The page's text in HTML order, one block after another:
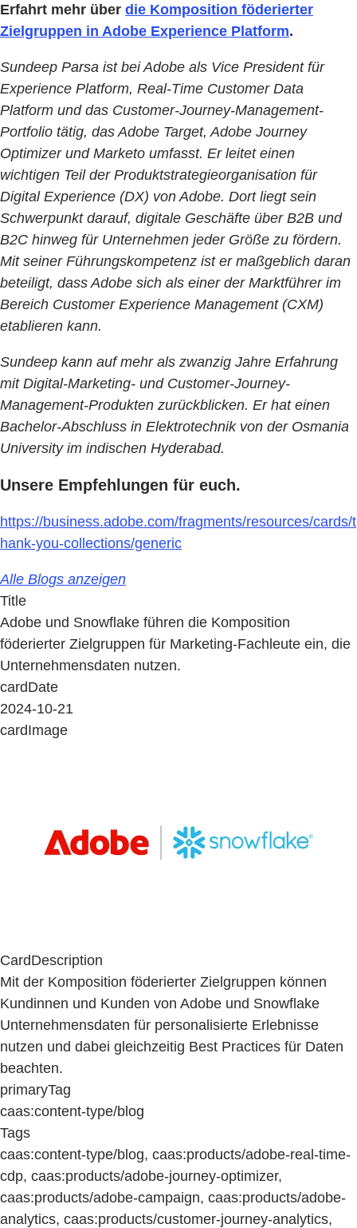
Erfahrt mehr über die Komposition föderierter
Zielgruppen in Adobe Experience Platform.
Sundeep Parsa ist bei Adobe als Vice President für
Experience Platform, Real-Time Customer Data
Platform und das Customer-Journey-Management-
Portfolio tätig, das Adobe Target, Adobe Journey
Optimizer und Marketo umfasst. Er leitet einen
wichtigen Teil der Produktstrategieorganisation für
Digital Experience (DX) von Adobe. Dort liegt sein
Schwerpunkt darauf, digitale Geschäfte über B2B und
B2C hinweg für Unternehmen jeder Größe zu fördern.
Mit seiner Führungskompetenz ist er maßgeblich daran
beteiligt, dass Adobe sich als einer der Marktführer im
Bereich Customer Experience Management (CXM)
etablieren kann.
Sundeep kann auf mehr als zwanzig Jahre Erfahrung
mit Digital-Marketing- und Customer-Journey-
Management-Produkten zurückblicken. Er hat einen
Bachelor-Abschluss in Elektrotechnik von der Osmania
University im indischen Hyderabad.
Unsere Empfehlungen für euch.
https://business.adobe.com/fragments/resources/cards/t
hank-you-collections/generic
Alle Blogs anzeigen
Title
Adobe und Snowflake führen die Komposition
föderierter Zielgruppen für Marketing-Fachleute ein, die
Unternehmensdaten nutzen.
cardDate
2024-10-21
cardImage
CardDescription
Mit der Komposition föderierter Zielgruppen können
Kundinnen und Kunden von Adobe und Snowflake
Unternehmensdaten für personalisierte Erlebnisse
nutzen und dabei gleichzeitig Best Practices für Daten
beachten.
primaryTag
caas:content-type/blog
Tags
caas:content-type/blog, caas:products/adobe-real-time-
cdp, caas:products/adobe-journey-optimizer,
caas:products/adobe-campaign, caas:products/adobe-
analytics, caas:products/customer-journey-analytics,